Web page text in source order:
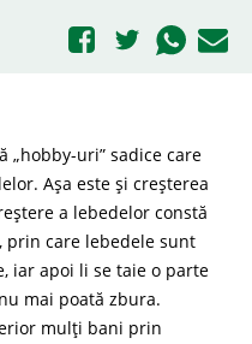
„hobby-uri” sadice care
Așa este și creșterea
a lebedelor constă
care lebedele sunt
iar apoi li se taie o parte
mai poată zbura.
mulți bani prin